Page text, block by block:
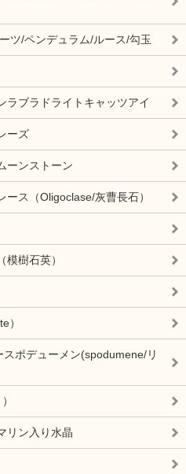
ツ/ペンデュラム/ルース/勾玉
ラブラドライトキャッツアイ
ーズ
ーンストーン
ス（Oligoclase/灰曹長石）
樹石英）
）
ポデューメン(spodumene/リ
リン入り水晶